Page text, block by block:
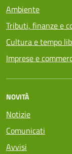
Ambiente
Tributi, finanze e
Cultura e tempo
Imprese e
NOVITÀ
Notizie
Comunicati
Avvisi